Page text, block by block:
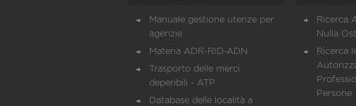
Manuale gestione utenze per
agenzie
Materia ADR-RID-ADN
Trasporto delle merci
deperibili - ATP
Database delle località a
Ricerca
Nulla
Ricerca
Persone